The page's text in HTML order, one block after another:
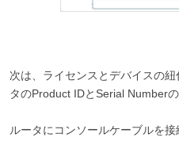
次は、ライセンスとデバイスの
タのProduct IDとSerial Numberの
ルータにコンソールケーブルを